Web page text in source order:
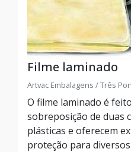
Filme laminado
Artvac Embalagens / Três
O filme laminado é
sobreposição de duas
plásticas e oferecem
proteção para